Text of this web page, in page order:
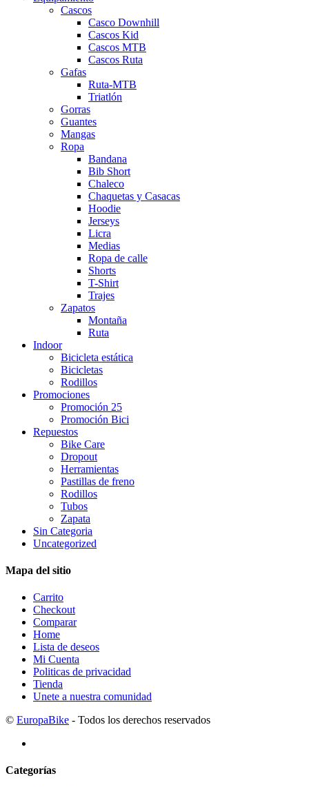
Cascos
Casco Downhill
Cascos Kid
Cascos MTB
Cascos Ruta
Gafas
Ruta-MTB
Triatlón
Gorras
Guantes
Mangas
Ropa
Bandana
Bib Short
Chaleco
Chaquetas y Casacas
Hoodie
Jerseys
Licra
Medias
Ropa de calle
Shorts
T-Shirt
Trajes
Zapatos
Montaña
Ruta
Indoor
Bicicleta estática
Bicicletas
Rodillos
Promociones
Promoción 25
Promoción Bici
Repuestos
Bike Care
Dropout
Herramientas
Pastillas de freno
Rodillos
Tubos
Zapata
Sin Categoria
Uncategorized
Mapa del sitio
Carrito
Checkout
Comparar
Home
Lista de deseos
Mi Cuenta
Politicas de privacidad
Tienda
Unete a nuestra comunidad
© EuropaBike - Todos los derechos reservados
Categorías